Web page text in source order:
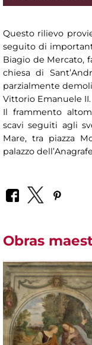
Questo rilievo
seguito di
Biagio de Mercato,
chiesa di
parzialmente
Vittorio Emanuele II.
Il frammento
scavi seguiti agli
Mare, tra piazza
palazzo
Obras